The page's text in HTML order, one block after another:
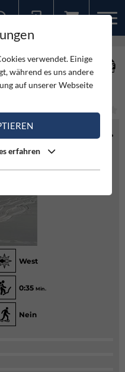
West
0:35 Min.
Nein
verwendet. Einige
während es uns andere
auf unserer Webseite
erfahren